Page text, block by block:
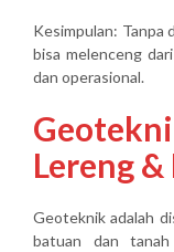
Kesimpulan: Tanpa
bisamelenceng
dan operasional.
Lereng
Geoteknik adalah
batuan dan tanah